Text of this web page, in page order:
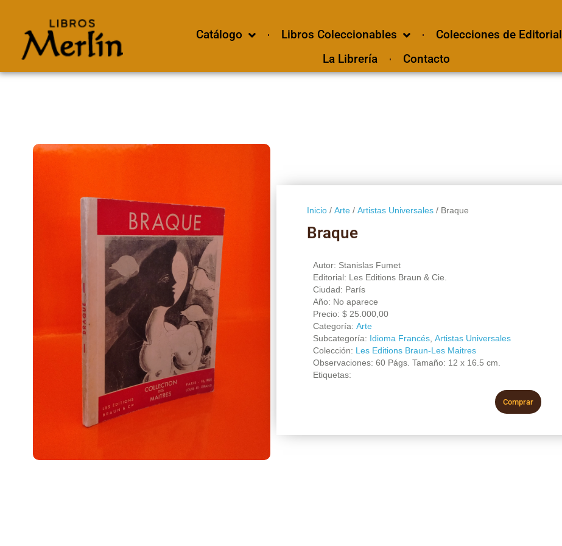
Catálogo Libros Coleccionables
Colecciones de Editorial
La Librería
Contacto
Inicio/ Arte/ Artistas Universales/ Braque
Braque
Autor: Stanislas Fumet
Editorial: Les Editions Braun & Cie.
Ciudad: París
Año: No aparece
Precio: $25.000,00
Categoría: Arte
Subcategoría: Idioma Francés, Artistas Universales
Colección: Les Editions Braun-Les Maitres
Observaciones: 60 Págs. Tamaño: 12 x 16.5 cm.
Etiquetas:
Comprar